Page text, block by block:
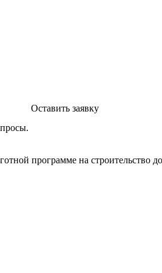
Оставить заявку
программе на строительство